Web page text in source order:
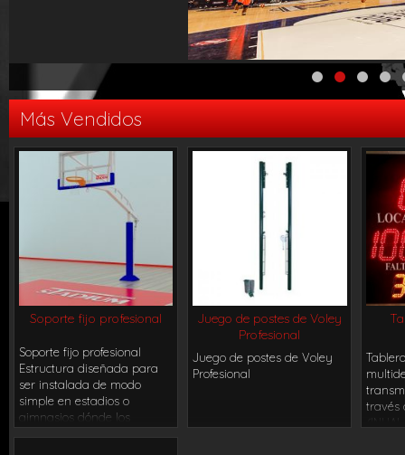
Más Vendidos
Soporte fijo profesional
Soporte fijo profesional
Estructura diseñada para
ser instalada de modo
simple en estadios o
gimnasios dónde los
Juego de postes de Voley
Profesional
Juego de postes de Voley
Profesional
través